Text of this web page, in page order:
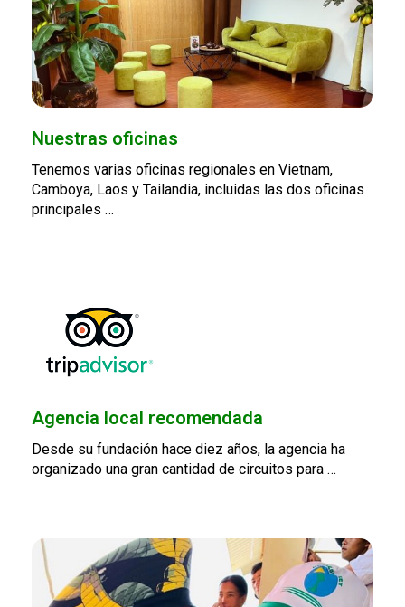
Nuestras oficinas
Tenemos varias oficinas regionales en Vietnam,
Camboya, Laos y Tailandia, incluidas las dos oficinas
principales …
Agencia local recomendada
Desde su fundación hace diez años, la agencia ha
organizado una gran cantidad de circuitos para …